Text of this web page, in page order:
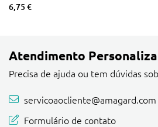
6,75 €
Atendimento
Precisa de ajuda ou tem dúvidas
servicoaocliente@amagard.com
Formulário de contato